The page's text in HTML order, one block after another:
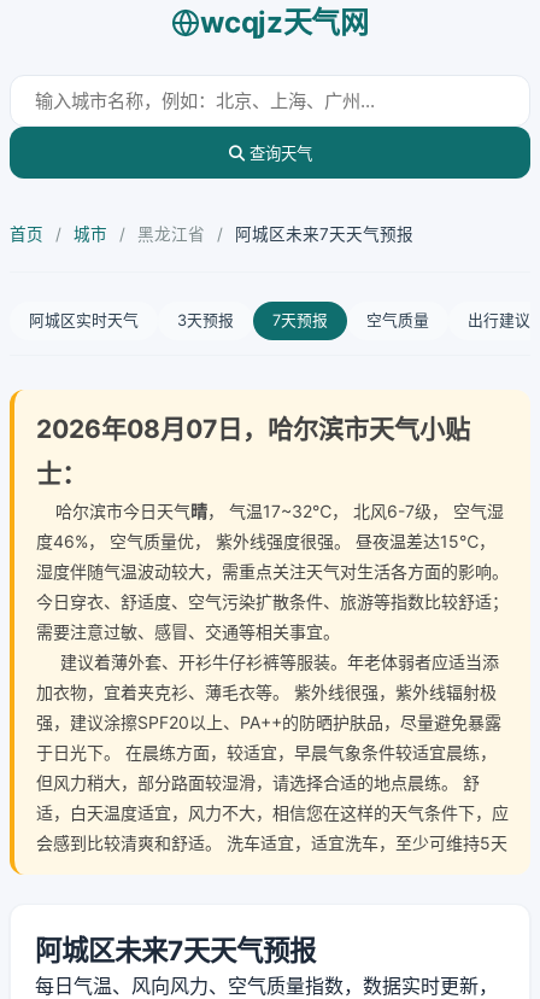
wcqjz天气网
查询天气
首页 / 城市 / 黑龙江省 / 阿城区未来7天天气预报
阿城区实时天气 3天预报 7天预报 空气质量 出行建议
2026年08月07日，哈尔滨市天气小贴
士：
哈尔滨市今日天气晴， 气温17~32℃， 北风6-7级， 空气湿
度46%， 空气质量优， 紫外线强度很强。 昼夜温差达15℃，
湿度伴随气温波动较大，需重点关注天气对生活各方面的影响。
今日穿衣、舒适度、空气污染扩散条件、旅游等指数比较舒适；
需要注意过敏、感冒、交通等相关事宜。
建议着薄外套、开衫牛仔衫裤等服装。年老体弱者应适当添
加衣物，宜着夹克衫、薄毛衣等。 紫外线很强，紫外线辐射极
强，建议涂擦SPF20以上、PA++的防晒护肤品，尽量避免暴露
于日光下。 在晨练方面，较适宜，早晨气象条件较适宜晨练，
但风力稍大，部分路面较湿滑，请选择合适的地点晨练。 舒
适，白天温度适宜，风力不大，相信您在这样的天气条件下，应
会感到比较清爽和舒适。 洗车适宜，适宜洗车，至少可维持5天
阿城区未来7天天气预报
每日气温、风向风力、空气质量指数，数据实时更新，